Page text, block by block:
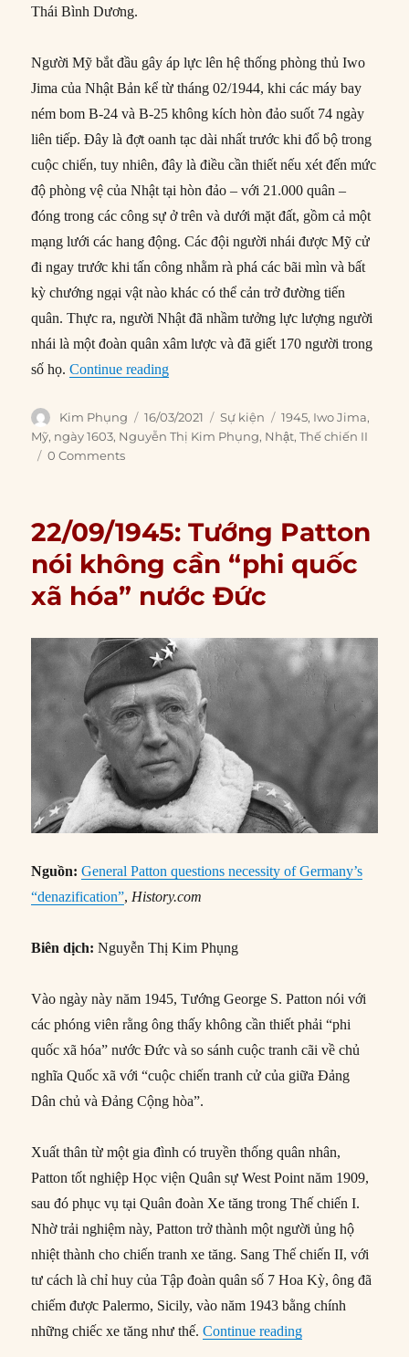
Thái Bình Dương.
Người Mỹ bắt đầu gây áp lực lên hệ thống phòng thủ Iwo
Jima của Nhật Bản kể từ tháng 02/1944, khi các máy bay
ném bom B-24 và B-25 không kích hòn đảo suốt 74 ngày
liên tiếp. Đây là đợt oanh tạc dài nhất trước khi đổ bộ trong
cuộc chiến, tuy nhiên, đây là điều cần thiết nếu xét đến mức
độ phòng vệ của Nhật tại hòn đảo – với 21.000 quân –
đóng trong các công sự ở trên và dưới mặt đất, gồm cả một
mạng lưới các hang động. Các đội người nhái được Mỹ cử
đi ngay trước khi tấn công nhằm rà phá các bãi mìn và bất
kỳ chướng ngại vật nào khác có thể cản trở đường tiến
quân. Thực ra, người Nhật đã nhầm tưởng lực lượng người
nhái là một đoàn quân xâm lược và đã giết 170 người trong
số họ.Continue reading“16/03/1945: Giao tranh tại Iwo Jima kết
Author
Kim Phụng
Posted
on
16/03/2021 Categories
Sự kiện Tags
1945, Iwo Jima,
Mỹ, ngày 1603, Nguyễn Thị Kim Phụng, Nhật,Thế chiến II
0 Comments
22/09/1945: Tướng Patton
nói không cần “phi quốc
xã hóa” nước Đức
Nguồn: General Patton questions necessity of Germany’s
“denazification”,History.com
Biên dịch: Nguyễn Thị Kim Phụng
Vào ngày này năm 1945, Tướng George S. Patton nói với
các phóng viên rằng ông thấy không cần thiết phải “phi
quốc xã hóa” nước Đức và so sánh cuộc tranh cãi về chủ
nghĩa Quốc xã với “cuộc chiến tranh cử của giữa Đảng
Dân chủ và Đảng Cộng hòa”.
Xuất thân từ một gia đình có truyền thống quân nhân,
Patton tốt nghiệp Học viện Quân sự West Point năm 1909,
sau đó phục vụ tại Quân đoàn Xe tăng trong Thế chiến I.
Nhờ trải nghiệm này, Patton trở thành một người ủng hộ
nhiệt thành cho chiến tranh xe tăng. Sang Thế chiến II, với
tư cách là chỉ huy của Tập đoàn quân số 7 Hoa Kỳ, ông đã
chiếm được Palermo, Sicily, vào năm 1943 bằng chính
những chiếc xe tăng như thế.Continue reading“22/09/1945: